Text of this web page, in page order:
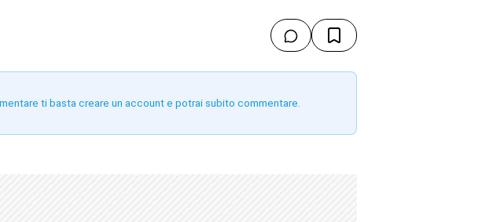
ti basta creare un account e potrai subito commentare.